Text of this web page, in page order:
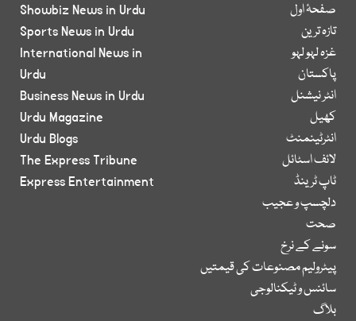
صفحۂ اول
تازہ ترین
غزہ لہو لہو
پاکستان
انٹر نیشنل
کھیل
انٹرٹینمنٹ
لائف اسٹائل
ٹاپ ٹرینڈ
دلچسپ و عجیب
صحت
سونے کے نرخ
پیٹرولیم مصنوعات کی قیمتیں
سائنس و ٹیکنالوجی
بلاگ
Showbiz News in Urdu
Sports News in Urdu
International News in
Urdu
Business News in Urdu
Urdu Magazine
Urdu Blogs
The Express Tribune
Express Entertainment